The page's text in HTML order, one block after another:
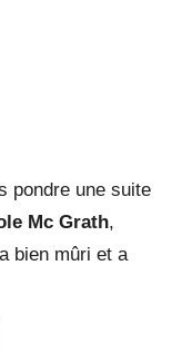
pondre une suite
Mc Grath,
bien mûri et a